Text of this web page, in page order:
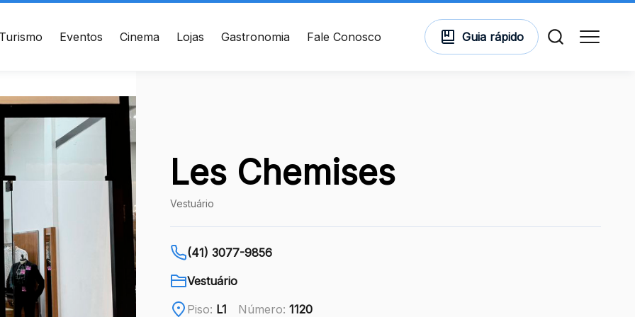
Turismo Eventos Cinema Lojas Gastronomia Fale Conosco Guia rápido
de Setembro, 2775 -
- Curitiba, PR - CEP:
Ver local
Chamar Uber
WhatsApp
Les Chemises
Vestuário
(41) 3077-9856
Vestuário
Piso: L1 Número: 1120